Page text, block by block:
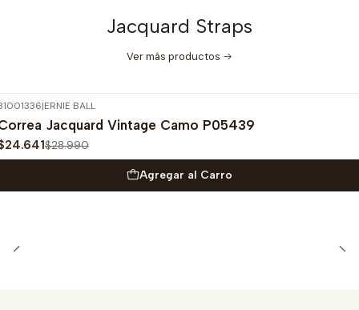
Jacquard Straps
Ver más productos
OFF
|ERNIE BALL
Jacquard Vintage Camo P05439
$28.990
Agregar al Carro